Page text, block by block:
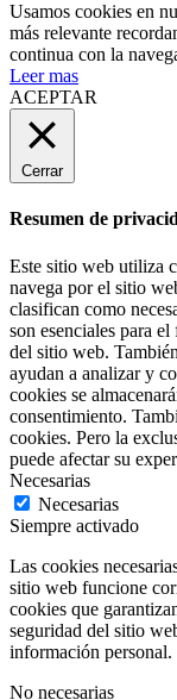
Usamos cookies en
más relevante
continua con la
Leer mas
ACEPTAR
Cerrar
Resumen de
Este sitio web utiliza
navega por el sitio
clasifican como
son esenciales para
del sitio web.
ayudan a analizar y
cookies se
consentimiento.
cookies. Pero la
puede afectar su
Necesarias
Necesarias
Siempre activado
Las cookies
sitio web funcione
cookies que
seguridad del sitio
información personal.
No necesarias